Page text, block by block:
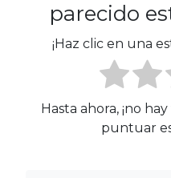
parecido
¡Haz clic en una
Hasta ahora, ¡no
puntuar